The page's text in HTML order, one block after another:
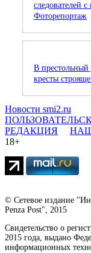
следователей
Фоторепортаж
В престольный
кресты
Новости smi2.ru
РЕДАКЦИЯ
18+
© Сетевое издание
Penza Post", 2015
Свидетельство о
2015 года, выдано
информационных